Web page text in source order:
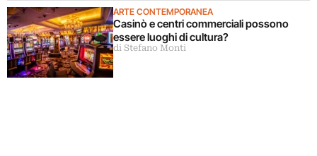
ARTE CONTEMPORANEA
Casinò e centri commerciali possono
essere luoghi di cultura?
di Stefano Monti